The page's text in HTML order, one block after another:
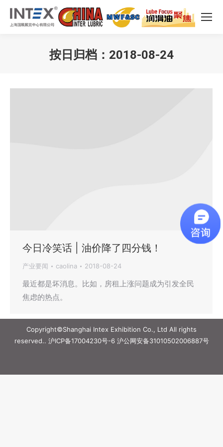
按日归档： 2018-08-24
今日冷笑话 | 油价降了四分钱！
产业要闻 caolina 2018-08-24
最近都是坏消息。比如，房租上涨问题成为引发全民
焦虑的热点。
Copyright©Shanghai Intex Exhibition Co., Ltd All rights
reserved.. 沪ICP备17004230号-6沪公网安备31010502006887号